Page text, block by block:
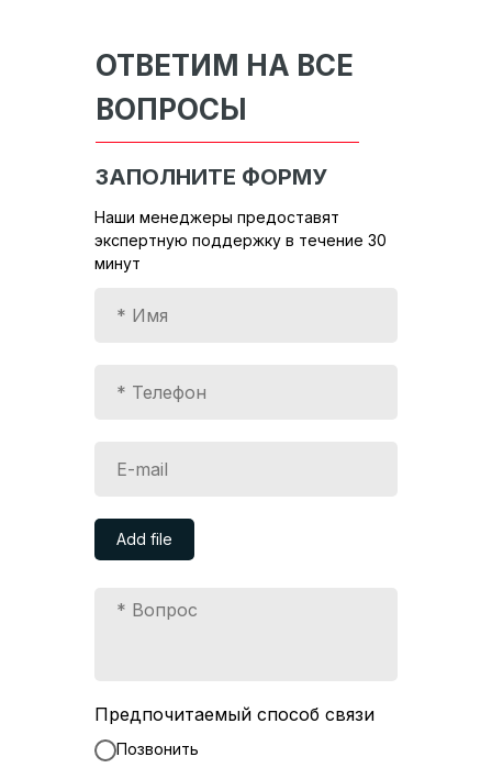
Add file
Предпочитаемый способ связи
Позвонить
ОТВЕТИМ НА ВСЕ
ВОПРОСЫ
Наши менеджеры предоставят
экспертную поддержку в течение 30
минут
ЗАПОЛНИТЕ ФОРМУ